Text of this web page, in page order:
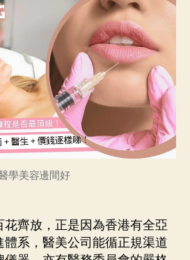
學美容邊間好
齊放，正是因為香港有全亞
系，醫美公司能循正規渠道